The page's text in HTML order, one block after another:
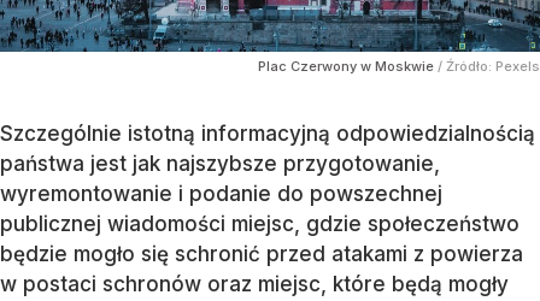
Plac Czerwony w Moskwie / Źródło: Pexels
Szczególnie istotną informacyjną odpowiedzialnością
państwa jest jak najszybsze przygotowanie,
wyremontowanie i podanie do powszechnej
publicznej wiadomości miejsc, gdzie społeczeństwo
będzie mogło się schronić przed atakami z powierza
w postaci schronów oraz miejsc, które będą mogły